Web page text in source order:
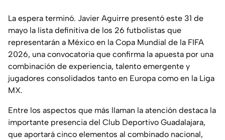
La espera terminó. Javier Aguirre presentó este 31 de
mayo la lista definitiva de los 26 futbolistas que
representarán a México en la Copa Mundial de la FIFA
2026, una convocatoria que confirma la apuesta por una
combinación de experiencia, talento emergente y
jugadores consolidados tanto en Europa como en la Liga
MX.
Entre los aspectos que más llaman la atención destaca la
importante presencia del Club Deportivo Guadalajara,
que aportará cinco elementos al combinado nacional,